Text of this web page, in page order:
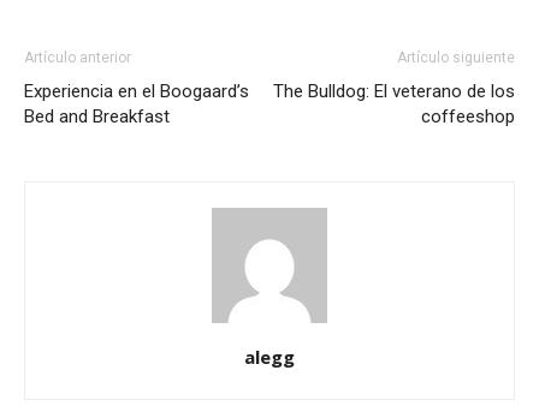
Artículo anterior
Experiencia en el Boogaard’s
Bed and Breakfast
Artículo siguiente
The Bulldog: El veterano de los
coffeeshop
alegg